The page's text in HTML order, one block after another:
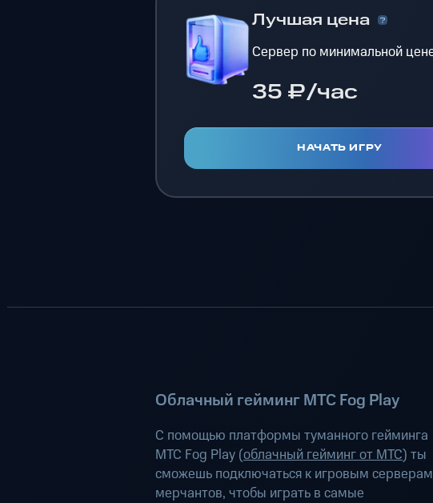
Лучшая цена
Сервер по минимальной
35 ₽/час
НАЧАТЬ ИГРУ
Облачный гейминг МТС Fog Play
С помощью платформы туманного гейминга
МТС Fog Play (облачный гейминг от МТС) ты
сможешь подключаться к игровым серверам
мерчантов, чтобы играть в самые